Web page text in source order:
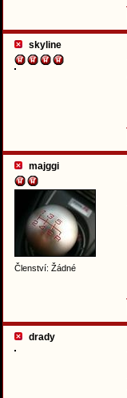
skyline
majggi
Členství: Žádné
drady